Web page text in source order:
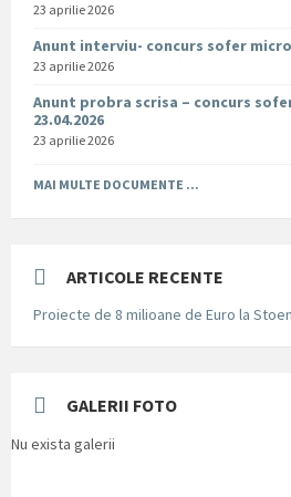
23 aprilie 2026
Anunt interviu- concurs sofer
23 aprilie 2026
Anunt probra scrisa – concurs
23.04.2026
23 aprilie 2026
MAI MULTE DOCUMENTE ...
ARTICOLE RECENTE
Proiecte de 8 milioane de Euro la
GALERII FOTO
Nu exista galerii